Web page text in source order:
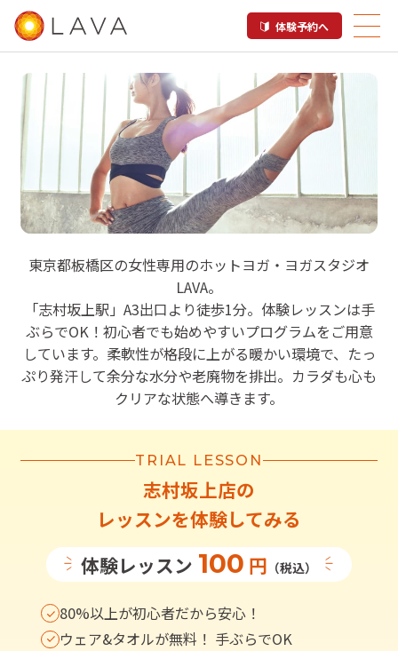
体験予約へ
LAVA 志村坂上店
ホットヨガスタジオ
東京都板橋区の女性専用のホットヨガ・ヨガスタジオ
LAVA。
「志村坂上駅」A3出口より徒歩1分。体験レッスンは手
ぶらでOK！初心者でも始めやすいプログラムをご用意
しています。柔軟性が格段に上がる暖かい環境で、たっ
ぷり発汗して余分な水分や老廃物を排出。カラダも心も
クリアな状態へ導きます。
TRIAL LESSON
志村坂上店の
レッスンを体験してみる
体験レッスン 100 円 （税込）
80%以上が初心者だから安心！
ウェア&タオルが無料！ 手ぶらでOK